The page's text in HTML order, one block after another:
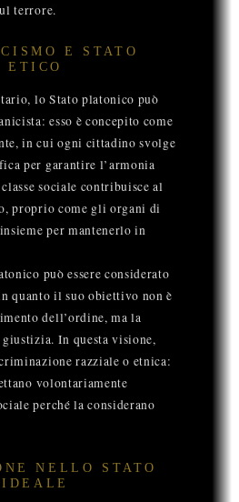
terrore.
E STATO
ETICO
lo Stato platonico può
esso è concepito come
in cui ogni cittadino svolge
per garantire l’armonia
sociale contribuisce al
proprio come gli organi di
per mantenerlo in
può essere considerato
quanto il suo obiettivo non è
dell’ordine, ma la
In questa visione,
razziale o etnica:
volontariamente
perché la considerano
NELLO STATO
IDEALE